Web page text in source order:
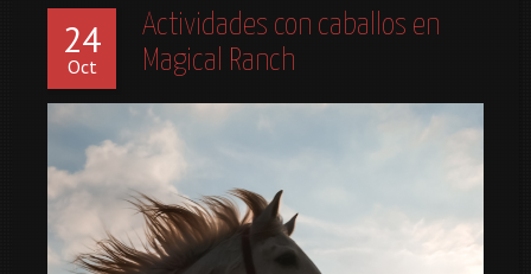
24
Oct
Actividades con caballos en
Magical Ranch